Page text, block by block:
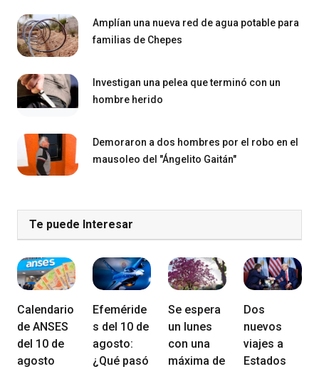
Amplían una nueva red de agua potable para
familias de Chepes
Investigan una pelea que terminó con un
hombre herido
Demoraron a dos hombres por el robo en el
mausoleo del "Ángelito Gaitán"
Te puede Interesar
Calendario
de ANSES
del 10 de
agosto
Efeméride
s del 10 de
agosto:
¿Qué pasó
Se espera
un lunes
con una
máxima de
Dos
nuevos
viajes a
Estados